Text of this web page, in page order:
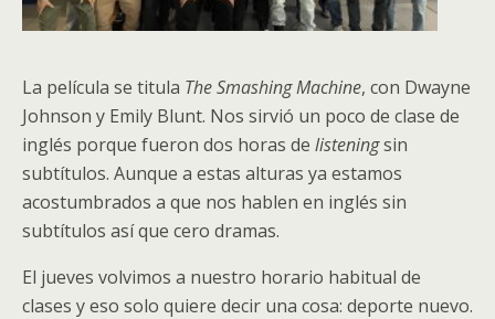
La película se titula The Smashing Machine, con Dwayne
Johnson y Emily Blunt. Nos sirvió un poco de clase de
inglés porque fueron dos horas de listeningsin
subtítulos. Aunque a estas alturas ya estamos
acostumbrados a que nos hablen en inglés sin
subtítulos así que cero dramas.
El jueves volvimos a nuestro horario habitual de
clases y eso solo quiere decir una cosa: deporte nuevo.